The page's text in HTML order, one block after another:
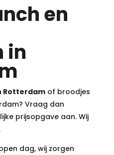
en
in
Rotterdamof broodjes
Vraag dan
prijsopgave aan. Wij
dag, wij zorgen